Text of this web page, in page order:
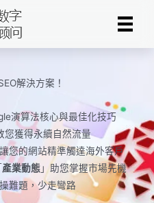
解決方案！
演算法核心與最佳化技巧
您獲得永續自然流量
您的網站精準觸達海外客戶
產業動態」助您掌握市場先機
難題，少走彎路